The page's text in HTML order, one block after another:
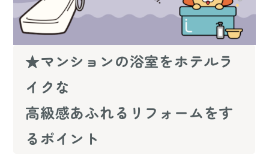
★マンションの浴室をホテルラ
イクな
高級感あふれるリフォームをす
るポイント